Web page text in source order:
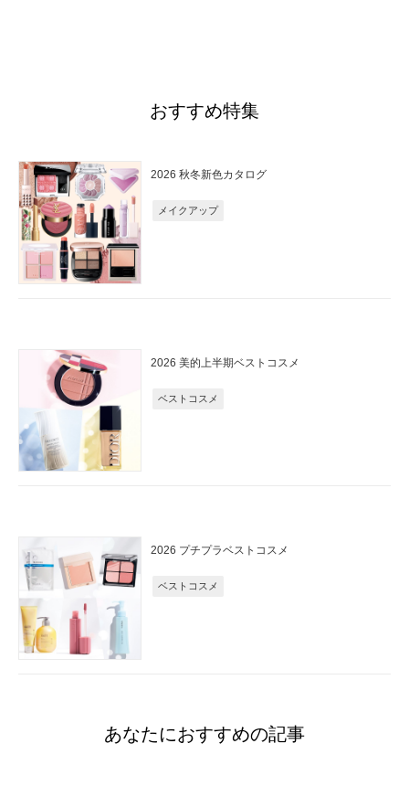
おすすめ特集
2026 秋冬新色カタログ
メイクアップ
2026 美的上半期ベストコスメ
ベストコスメ
2026 プチプラベストコスメ
ベストコスメ
あなたにおすすめの記事